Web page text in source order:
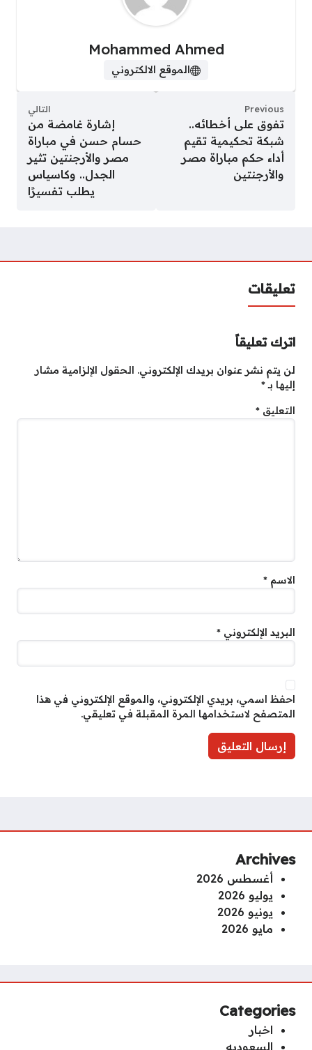
Mohammed Ahmed
الموقع الالكتروني
Previous
تفوق على أخطائه..
شبكة تحكيمية تقيم
أداء حكم مباراة مصر
والأرجنتين
التالي
إشارة غامضة من
حسام حسن في مباراة
مصر والأرجنتين تثير
الجدل.. وكاسياس
يطلب تفسيرًا
تعليقات
اترك تعليقاً
لن يتم نشر عنوان بريدك الإلكتروني. الحقول الإلزامية مشار
إليها بـ*
التعليق *
الاسم *
البريد الإلكتروني *
احفظ اسمي، بريدي الإلكتروني، والموقع الإلكتروني في هذا
المتصفح لاستخدامها المرة المقبلة في تعليقي.
Archives
أغسطس 2026
يوليو 2026
يونيو 2026
مايو 2026
Categories
اخبار
السعوديه